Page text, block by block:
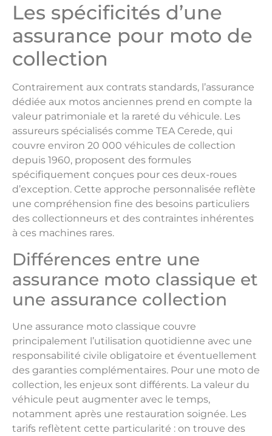
Les spécificités d’une
assurance pour moto de
collection
Contrairement aux contrats standards, l’assurance
dédiée aux motos anciennes prend en compte la
valeur patrimoniale et la rareté du véhicule. Les
assureurs spécialisés comme TEA Cerede, qui
couvre environ 20 000 véhicules de collection
depuis 1960, proposent des formules
spécifiquement conçues pour ces deux-roues
d’exception. Cette approche personnalisée reflète
une compréhension fine des besoins particuliers
des collectionneurs et des contraintes inhérentes
à ces machines rares.
Différences entre une
assurance moto classique et
une assurance collection
Une assurance moto classique couvre
principalement l’utilisation quotidienne avec une
responsabilité civile obligatoire et éventuellement
des garanties complémentaires. Pour une moto de
collection, les enjeux sont différents. La valeur du
véhicule peut augmenter avec le temps,
notamment après une restauration soignée. Les
tarifs reflètent cette particularité : on trouve des